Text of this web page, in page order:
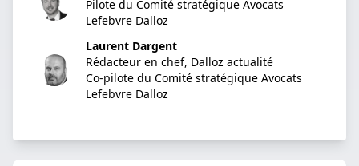
Pilote du Comité stratégique Avocats
Lefebvre Dalloz
Laurent Dargent
Rédacteur en chef, Dalloz actualité
Co-pilote du Comité stratégique Avocats
Lefebvre Dalloz